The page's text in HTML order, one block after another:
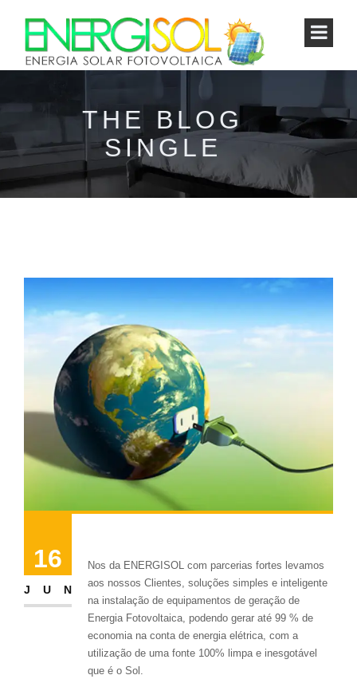
THE BLOG
SINGLE
16
JUN
Nos da ENERGISOL com parcerias fortes levamos
aos nossos Clientes, soluções simples e inteligente
na instalação de equipamentos de geração de
Energia Fotovoltaica, podendo gerar até 99 % de
economia na conta de energia elétrica, com a
utilização de uma fonte 100% limpa e inesgotável
que é o Sol.